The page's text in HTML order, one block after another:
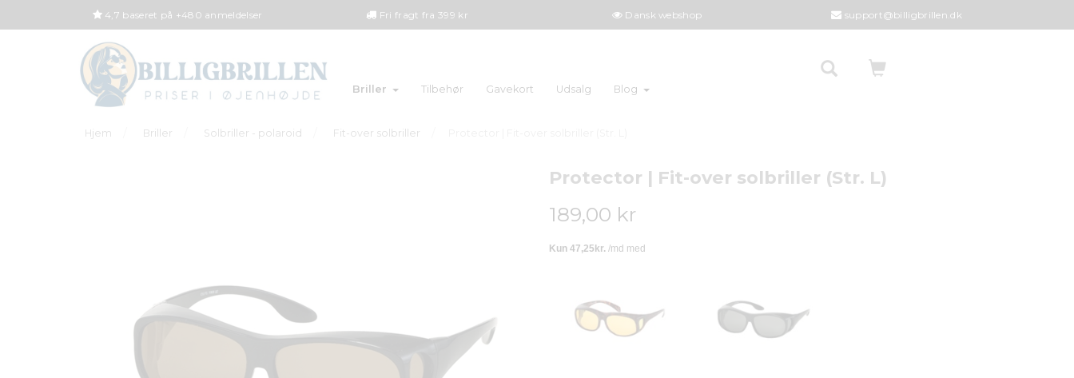
4,7 baseret på +480 anmeldelser Fri fragt fra 399 kr Dansk webshop support@billigbrillen.dk
Briller Tilbehør Gavekort Udsalg Blog
Hjem Briller Solbriller - polaroid Fit-over solbriller
Protector | Fit-over solbriller (Str. L)
189,00 kr